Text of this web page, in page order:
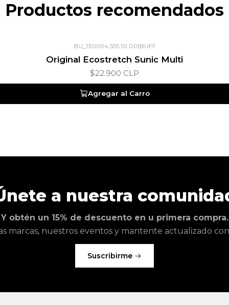
Productos recomendados
BU_130094.555.10.00|BUFF
Original Ecostretch Sunic Multi
$22.900 CLP
Agregar al Carro
a nuestra
Y obtén un 15% de descuento en u primera compra.
marcas, nuestros eventos y mantente actualizado
Suscribirme